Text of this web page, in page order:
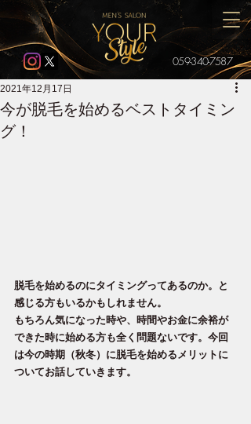
059-340-7587
今が脱毛を始めるベストタイミン
グ！
2021年12月17日
脱毛を始めるのにタイミングってあるのか。と
感じる方もいるかもしれません。
もちろん気になった時や、時間やお金に余裕が
できた時に始める方も全く問題ないです。今回
は今の時期（秋冬）に脱毛を始めるメリットに
ついてお話していきます。